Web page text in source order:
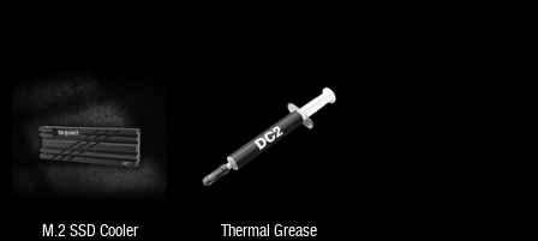
M.2 SSD Cooler Thermal Grease